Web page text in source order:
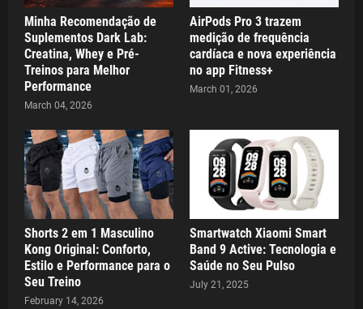
Minha Recomendação de
Suplementos Dark Lab:
Creatina, Whey e Pré-
Treinos para Melhor
Performance
March 04, 2026
AirPods Pro 3 trazem
medição de frequência
cardíaca e nova experiência
no app Fitness+
March 01, 2026
Shorts 2 em 1 Masculino
Kong Original: Conforto,
Estilo e Performance para o
Seu Treino
February 14, 2026
Smartwatch Xiaomi Smart
Band 9 Active: Tecnologia e
Saúde no Seu Pulso
July 21, 2025